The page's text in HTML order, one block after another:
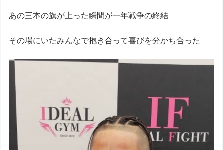
あの三本の旗が上った瞬間が一年戦争の終結
その場にいたみんなで抱き合って喜びを分かち合った